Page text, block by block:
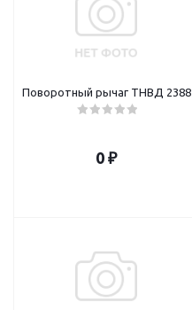
Поворотный рычаг ТНВД 2388
0 ₽